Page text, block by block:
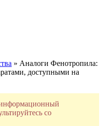
» Аналоги Фенотропила:
доступными на
информационный
со